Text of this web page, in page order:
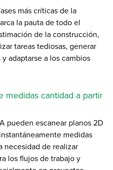
más críticas de la
la pauta de todo el
de la construcción,
tareas tediosas, generar
adaptarse a los cambios
medidas cantidad a partir
pueden escanear planos 2D
medidas
necesidad de realizar
los flujos de trabajo y